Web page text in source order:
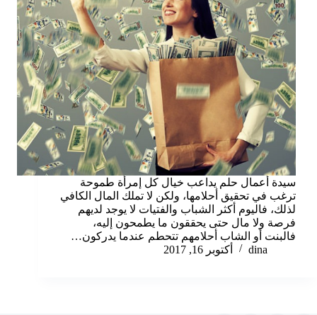
سيدة أعمال حلم يداعب خيال كل إمرأة طموحة
ترغب في تحقيق أحلامها، ولكن لا تملك المال الكافي
لذلك، فاليوم أكثر الشباب والفتيات لا يوجد لديهم
فرصة ولا مال حتى يحققون ما يطمحون إليه،
فالبنت أو الشاب أحلامهم تتحطم عندما يدركون…
dina
أكتوبر 16, 2017